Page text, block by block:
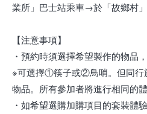
業所」巴士站乘車→於「故鄉村
【注意事項】
・預約時須選擇希望製作的物品
※可選擇①筷子或②鳥哨。但同行
物品。所有參加者將進行相同的體
・如希望選購加購項目的套裝體